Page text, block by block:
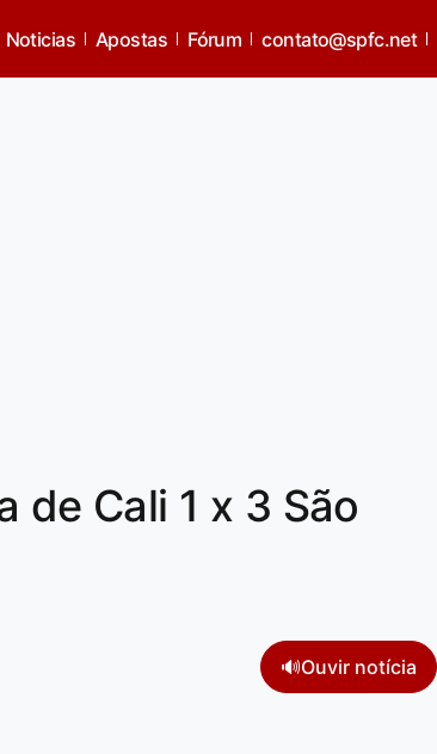
Noticias Apostas Fórum contato@spfc.net
de Cali 1 x 3 São
🔊Ouvir notícia